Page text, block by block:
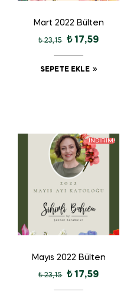
Mart 2022 Bülten
₺23,15 ₺17,59
SEPETE EKLE
İNDIRIM!
Mayıs 2022 Bülten
₺23,15 ₺17,59